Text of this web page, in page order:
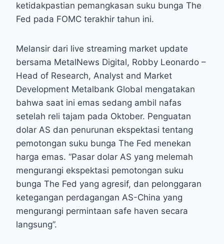
ketidakpastian pemangkasan suku bunga The
Fed pada FOMC terakhir tahun ini.
Melansir dari live streaming market update
bersama MetalNews Digital, Robby Leonardo –
Head of Research, Analyst and Market
Development Metalbank Global mengatakan
bahwa saat ini emas sedang ambil nafas
setelah reli tajam pada Oktober. Penguatan
dolar AS dan penurunan ekspektasi tentang
pemotongan suku bunga The Fed menekan
harga emas. “Pasar dolar AS yang melemah
mengurangi ekspektasi pemotongan suku
bunga The Fed yang agresif, dan pelonggaran
ketegangan perdagangan AS-China yang
mengurangi permintaan safe haven secara
langsung”.